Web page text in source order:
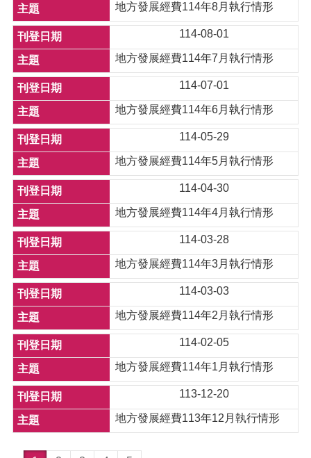
地方發展經費114年8月執行情形
114-08-01
地方發展經費114年7月執行情形
114-07-01
地方發展經費114年6月執行情形
114-05-29
地方發展經費114年5月執行情形
114-04-30
地方發展經費114年4月執行情形
114-03-28
地方發展經費114年3月執行情形
114-03-03
地方發展經費114年2月執行情形
114-02-05
地方發展經費114年1月執行情形
113-12-20
地方發展經費113年12月執行情形